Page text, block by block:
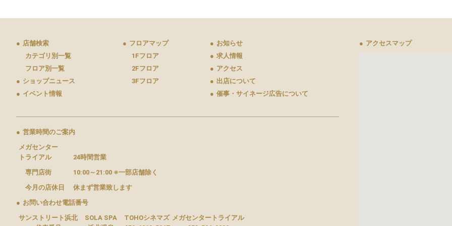
● 店舗検索
カテゴリ別一覧
フロア別一覧
● ショップニュース
● イベント情報
● フロアマップ
1Fフロア
2Fフロア
3Fフロア
● お知らせ
● 求人情報
● アクセス
● 出店について
● 催事・サイネージ広告について
● 営業時間のご案内
メガセンター
トライアル
24時間営業
専門店街
10:00～21:00 ※一部店舗除く
今月の店休日
休まず営業致します
● お問い合わせ電話番号
サンストリート浜北
SOLA SPA
TOHOシネマズ メガセンタートライアル
● アクセスマップ